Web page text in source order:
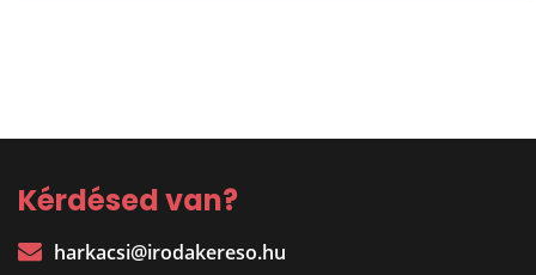
Kérdésed van?
harkacsi@irodakereso.hu